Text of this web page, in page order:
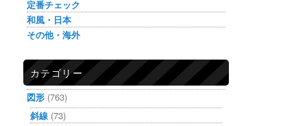
定番チェック
和風・日本
その他・海外
カテゴリー
図形 (763)
斜線 (73)